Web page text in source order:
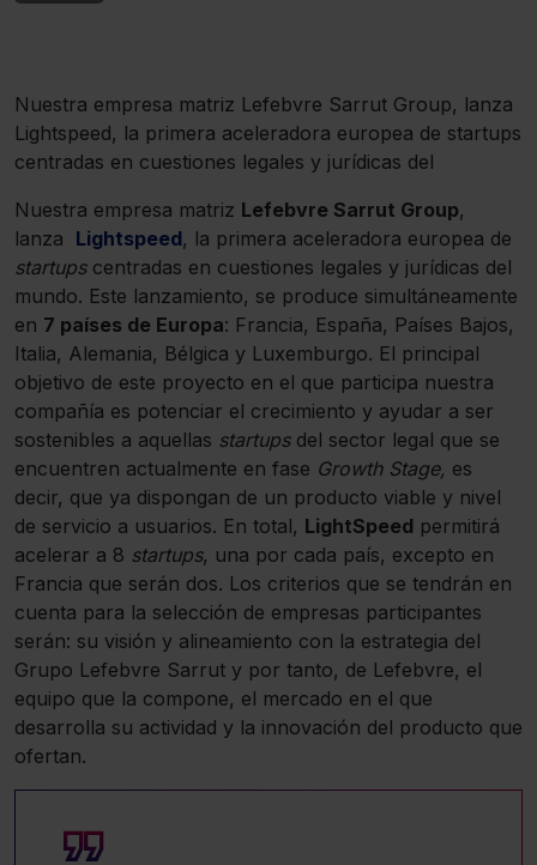
Nuestra empresa matriz Lefebvre Sarrut Group, lanza
Lightspeed, la primera aceleradora europea de startups
centradas en cuestiones legales y jurídicas del
Nuestra empresa matriz Lefebvre Sarrut Group,
lanza Lightspeed, la primera aceleradora europea de
startupscentradas en cuestiones legales y jurídicas del
mundo. Este lanzamiento, se produce simultáneamente
en 7 países de Europa: Francia, España, Países Bajos,
Italia, Alemania, Bélgica y Luxemburgo. El principal
objetivo de este proyecto en el que participa nuestra
compañía es potenciar el crecimiento y ayudar a ser
sostenibles a aquellas startupsdel sector legal que se
encuentren actualmente en fase Growth Stage, es
decir, que ya dispongan de un producto viable y nivel
de servicio a usuarios. En total, LightSpeed permitirá
acelerar a 8 startups, una por cada país, excepto en
Francia que serán dos. Los criterios que se tendrán en
cuenta para la selección de empresas participantes
serán: su visión y alineamiento con la estrategia del
Grupo Lefebvre Sarrut y por tanto, de Lefebvre, el
equipo que la compone, el mercado en el que
desarrolla su actividad y la innovación del producto que
ofertan.